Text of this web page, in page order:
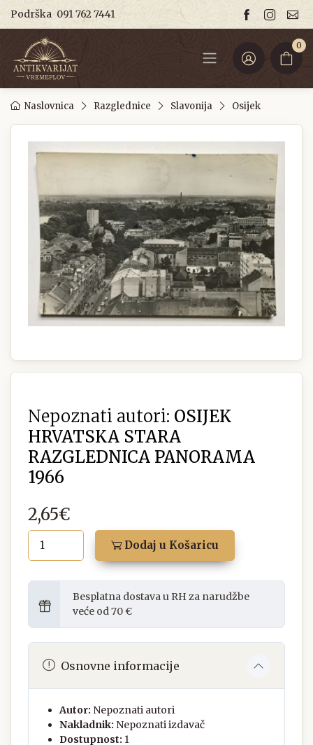
Podrška 091 762 7441
0
Naslovnica Razglednice Slavonija Osijek
Nepoznati autori: OSIJEK
HRVATSKA STARA
RAZGLEDNICA PANORAMA
1966
2,65€
Dodaj u Košaricu
Besplatna dostava u RH za narudžbe
veće od 70 €
Osnovne informacije
Autor: Nepoznati autori
Nakladnik: Nepoznati izdavač
Dostupnost: 1